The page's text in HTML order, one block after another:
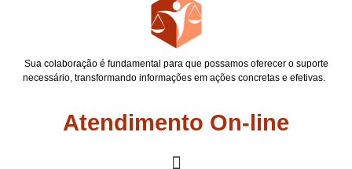
Sua colaboração é fundamental para que possamos oferecer o suporte
necessário, transformando informações em ações concretas e efetivas.
Atendimento On-line